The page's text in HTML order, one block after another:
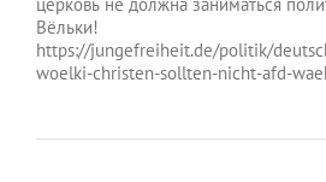
церковь не должна заниматься
Вёльки!
https://jungefreiheit.de/politik/
woelki-christen-sollten-nicht-afd-